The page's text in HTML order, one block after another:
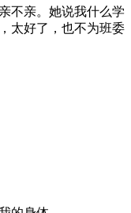
不亲。她说我什么学
太好了，也不为班委